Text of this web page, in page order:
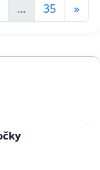
... 35 »